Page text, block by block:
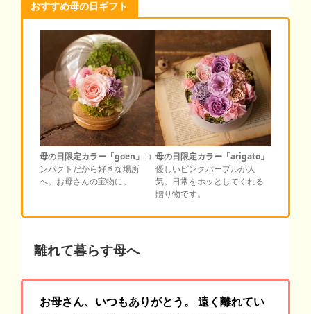
おすすめ母の日ギフト
母の日限定カラー「goen」 コ
ンパクトだから好きな場所
へ。お母さんの宝物に。
母の日限定カラー「arigato」
優しいピンクパープルが人
気。日常をホッとしてくれる
贈り物です。
離れて暮らす母へ
お母さん、いつもありがとう。 遠く離れてい